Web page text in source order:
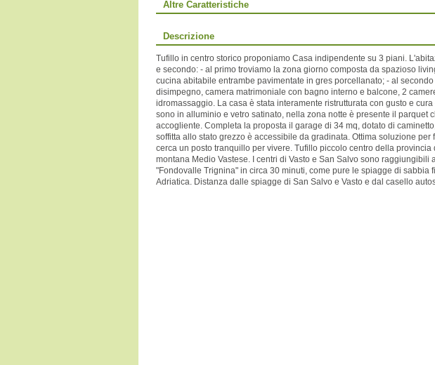
Altre Caratteristiche
Descrizione
Tufillo in centro storico proponiamo Casa indipendente su 3 piani.
e secondo: - al primo troviamo la zona giorno composta da spazioso
cucina abitabile entrambe pavimentate in gres porcellanato; - al
disimpegno, camera matrimoniale con bagno interno e balcone, 2
idromassaggio. La casa è stata interamente ristrutturata con gusto e
sono in alluminio e vetro satinato, nella zona notte è presente il parquet
accogliente. Completa la proposta il garage di 34 mq, dotato di
soffitta allo stato grezzo è accessibile da gradinata. Ottima soluzione
cerca un posto tranquillo per vivere. Tufillo piccolo centro della
montana Medio Vastese. I centri di Vasto e San Salvo sono raggiungibili
"Fondovalle Trignina" in circa 30 minuti, come pure le spiagge di sabbia
Adriatica. Distanza dalle spiagge di San Salvo e Vasto e dal casello